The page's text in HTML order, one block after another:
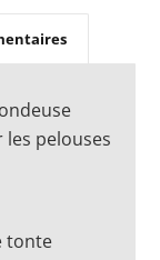
les pelouses
tonte